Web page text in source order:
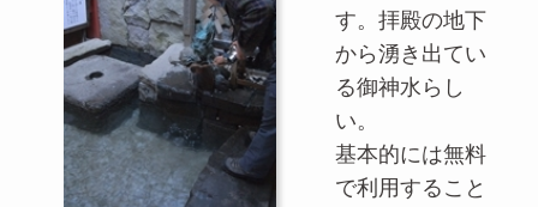
す。拝殿の地下
から湧き出てい
る御神水らし
い。
基本的には無料
で利用すること